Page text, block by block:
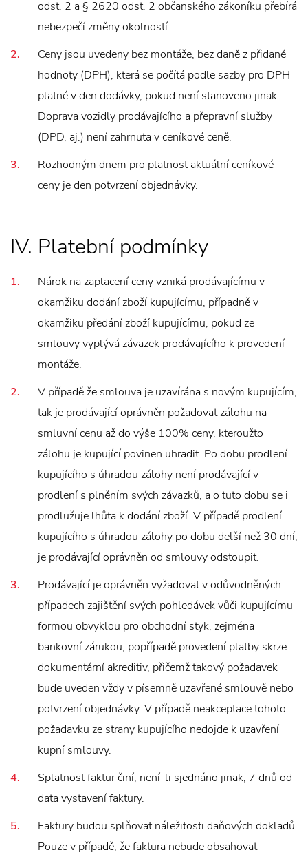
odst. 2 a § 2620 odst. 2 občanského zákoníku přebírá
nebezpečí změny okolností.
Ceny jsou uvedeny bez montáže, bez daně z přidané
hodnoty (DPH), která se počítá podle sazby pro DPH
platné v den dodávky, pokud není stanoveno jinak.
Doprava vozidly prodávajícího a přepravní služby
(DPD, aj.) není zahrnuta v ceníkové ceně.
Rozhodným dnem pro platnost aktuální ceníkové
ceny je den potvrzení objednávky.
IV. Platební podmínky
Nárok na zaplacení ceny vzniká prodávajícímu v
okamžiku dodání zboží kupujícímu, případně v
okamžiku předání zboží kupujícímu, pokud ze
smlouvy vyplývá závazek prodávajícího k provedení
montáže.
V případě že smlouva je uzavírána s novým kupujícím,
tak je prodávající oprávněn požadovat zálohu na
smluvní cenu až do výše 100% ceny, kteroužto
zálohu je kupující povinen uhradit. Po dobu prodlení
kupujícího s úhradou zálohy není prodávající v
prodlení s plněním svých závazků, a o tuto dobu se i
prodlužuje lhůta k dodání zboží. V případě prodlení
kupujícího s úhradou zálohy po dobu delší než 30 dní,
je prodávající oprávněn od smlouvy odstoupit.
Prodávající je oprávněn vyžadovat v odůvodněných
případech zajištění svých pohledávek vůči kupujícímu
formou obvyklou pro obchodní styk, zejména
bankovní zárukou, popřípadě provedení platby skrze
dokumentární akreditiv, přičemž takový požadavek
bude uveden vždy v písemně uzavřené smlouvě nebo
potvrzení objednávky. V případě neakceptace tohoto
požadavku ze strany kupujícího nedojde k uzavření
kupní smlouvy.
Splatnost faktur činí, není-li sjednáno jinak, 7 dnů od
data vystavení faktury.
Faktury budou splňovat náležitosti daňových dokladů.
Pouze v případě, že faktura nebude obsahovat